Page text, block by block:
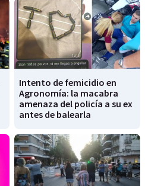
Intento de femicidio en
Agronomía: la macabra
amenaza del policía a su ex
antes de balearla